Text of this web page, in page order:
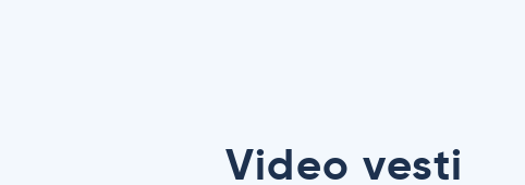
Video vesti